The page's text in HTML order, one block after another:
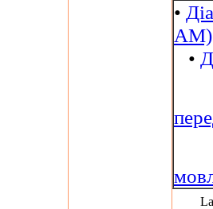
•
AM)
•